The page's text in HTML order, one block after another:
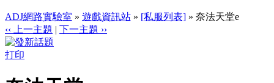
ADJ網路實驗室 » 遊戲資訊站 » [私服列表] » 奈法天堂e
‹‹ 上一主題 | 下一主題 ››
打印